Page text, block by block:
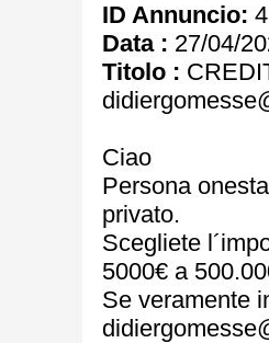
ID Annuncio:
Data : 27/04/
Titolo :
Ciao
Persona
privato.
Scegliete
5000€ a
Se veramente